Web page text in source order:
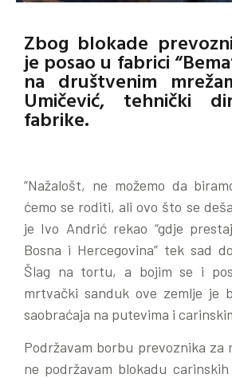
Zbog blokade
je posao u fabrici
na društvenim
Umičević, tehnički
fabrike.
“Nažalošt, ne možemo da
ćemo se roditi, ali ovo što se
je Ivo Andrić rekao “gdje
Bosna i Hercegovina” tek sad
Šlag na tortu, a bojim se i
mrtvački sanduk ove zemlje je
saobraćaja na putevima i
Podržavam borbu prevoznika za
ne podržavam blokadu